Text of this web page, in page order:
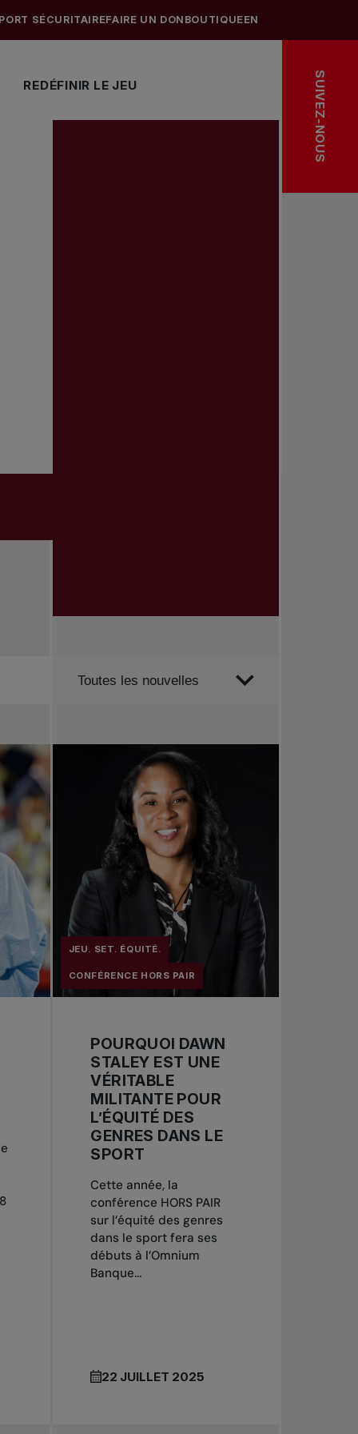
REDÉFINIR LE JEU
SÉCURITAIREFAIRE UN DON BOUTIQUEEN
SUIVEZ-NOUS
Trier par
Toutes les nouvelles
Tennis professionnel
Redéfinir le jeu
Tournois nationaux
JEU. SET. ÉQUITÉ.
CONFÉRENCE HORS PAIR
POURQUOI DAWN
STALEY EST UNE
VÉRITABLE
MILITANTE POUR
L’ÉQUITÉ DES
GENRES DANS LE
SPORT
Cette année, la
conférence HORS PAIR
sur l’équité des genres
dans le sport fera ses
débuts à l’Omnium
Banque...
22 JUILLET 2025